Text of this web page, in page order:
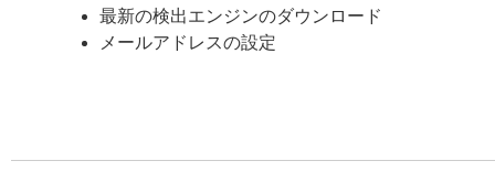
最新の検出エンジンのダウンロード
メールアドレスの設定